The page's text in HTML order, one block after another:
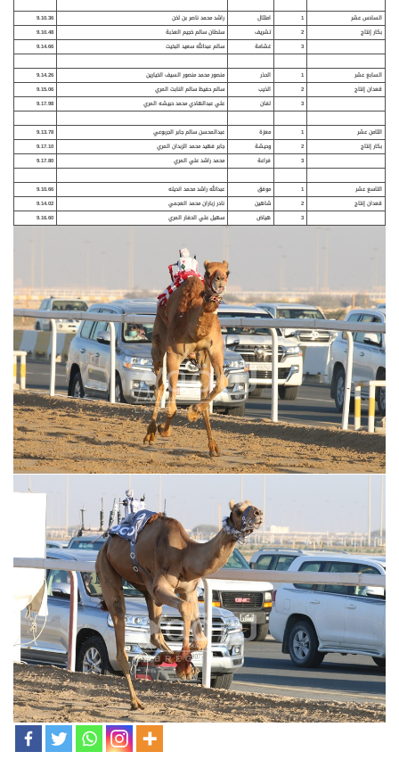
السادس عشر 1 امتثال راشد محمد ناصر بن لخن
9.10.36
بكار إنتاج
2 تشريف سلطان سالم خجيم العذبة
9.10.48
3
غشامة سالم عبدالله سعيد البخيت 9.14.66
السابع عشر 1 الحذر منصور محمد منصور السيف الخيارين
9.14.26
قعدان إنتاج
2 الذيب سالم حفيظ سالم النابت المري
9.15.06
3
لفان علي عبدالهادي محمد حبيشه المري 9.17.98
الثامن عشر 1 معزة عبدالمحسن سالم جابر الجربوعي
9.13.78
بكار إنتاج
2 وحيشة جابر فهيد محمد الزبدان المري
9.17.10
3
فراعة محمد راشد علي المري 9.17.80
التاسع عشر 1 موفق عبدالله راشد محمد انديله
9.10.66
قعدان إنتاج
2 شاهين نادر زباران محمد العجمي
9.14.02
3
هياض سهيل علي الحفار المري 9.16.60